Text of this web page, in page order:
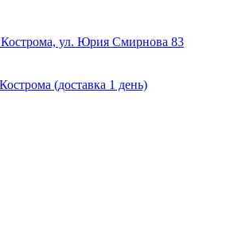
ул. Юрия Смирнова 83
(доставка 1 день)